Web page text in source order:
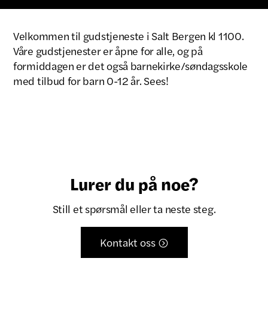
Velkommen til gudstjeneste i Salt Bergen kl 1100.
Våre gudstjenester er åpne for alle, og på
formiddagen er det også barnekirke/søndagsskole
med tilbud for barn 0-12 år. Sees!
Lurer du på noe?
Still et spørsmål eller ta neste steg.
Kontakt oss 